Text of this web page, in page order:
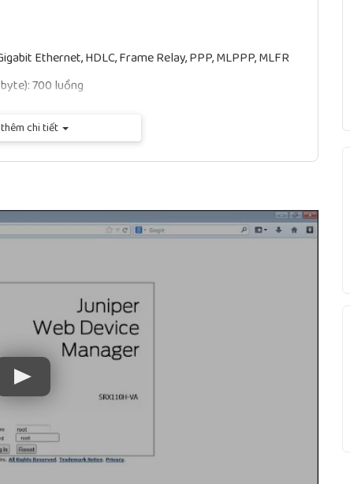
Ethernet, HDLC, Frame Relay, PPP, MLPPP, MLFR
700 luồng
Lưu
512000
chi tiết